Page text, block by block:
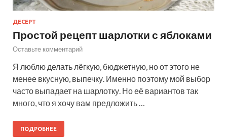
ДЕСЕРТ
Простой рецепт шарлотки с яблоками
Оставьте комментарий
Я люблю делать лёгкую, бюджетную, но от этого не
менее вкусную, выпечку. Именно поэтому мой выбор
часто выпадает на шарлотку. Но её вариантов так
много, что я хочу вам предложить …
ПОДРОБНЕЕ